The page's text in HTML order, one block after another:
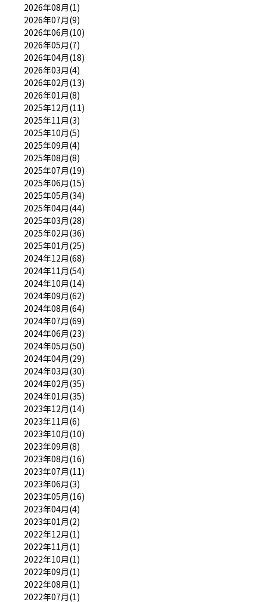
2026年08月(1)
2026年07月(9)
2026年06月(10)
2026年05月(7)
2026年04月(18)
2026年03月(4)
2026年02月(13)
2026年01月(8)
2025年12月(11)
2025年11月(3)
2025年10月(5)
2025年09月(4)
2025年08月(8)
2025年07月(19)
2025年06月(15)
2025年05月(34)
2025年04月(44)
2025年03月(28)
2025年02月(36)
2025年01月(25)
2024年12月(68)
2024年11月(54)
2024年10月(14)
2024年09月(62)
2024年08月(64)
2024年07月(69)
2024年06月(23)
2024年05月(50)
2024年04月(29)
2024年03月(30)
2024年02月(35)
2024年01月(35)
2023年12月(14)
2023年11月(6)
2023年10月(10)
2023年09月(8)
2023年08月(16)
2023年07月(11)
2023年06月(3)
2023年05月(16)
2023年04月(4)
2023年01月(2)
2022年12月(1)
2022年11月(1)
2022年10月(1)
2022年09月(1)
2022年08月(1)
2022年07月(1)